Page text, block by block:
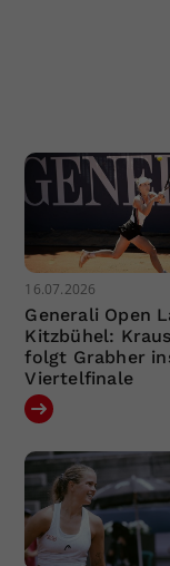
16.07.2026
Generali Open
Kitzbühel: Kraus
folgt Grabher
Viertelfinale